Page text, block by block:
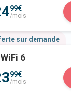
99€
/mois
sur demande
6
99€
/mois